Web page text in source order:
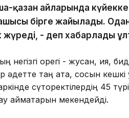
қазан айларында күйекке
бірге жайылады. Одан
- деп хабарлады
негізгі қорегі - жусан, қияқ,
әдетте таң ата, сосын
сүтқоректілердің 45
аймақтарын мекендейді.